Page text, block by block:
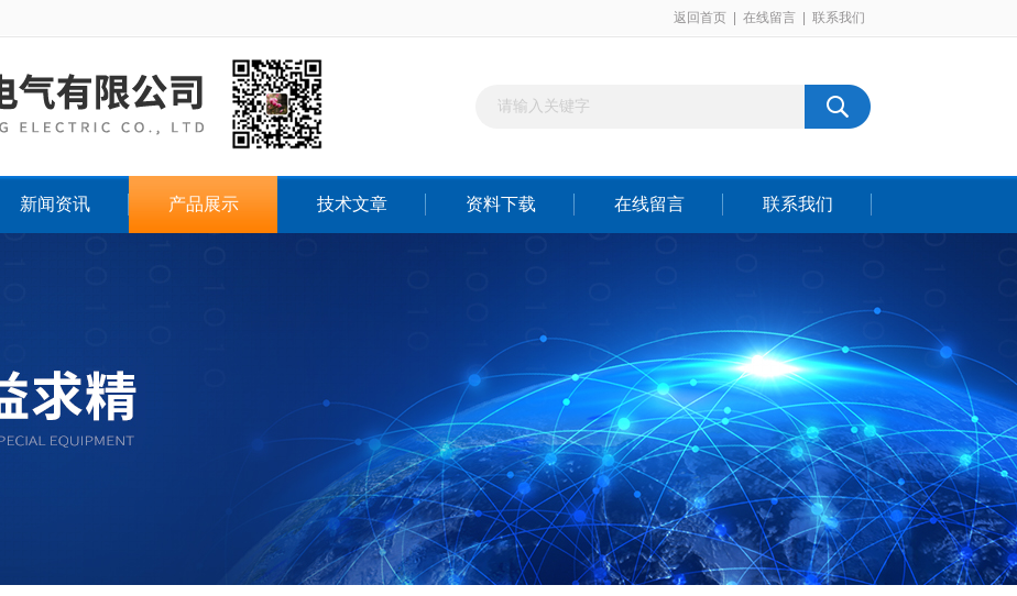
返回首页 在线留言 联系我们
新闻资讯 产品展示 技术文章 资料下载 在线留言 联系我们